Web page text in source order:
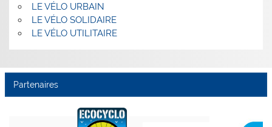
LE VÉLO URBAIN
LE VÉLO SOLIDAIRE
LE VÉLO UTILITAIRE
Partenaires